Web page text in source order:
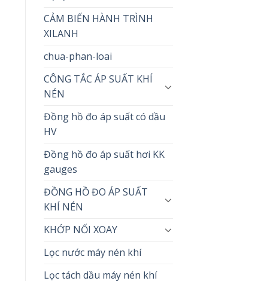
CẢM BIẾN HÀNH TRÌNH
XILANH
chua-phan-loai
CÔNG TẮC ÁP SUẤT KHÍ
NÉN
Đồng hồ đo áp suất có dầu
HV
Đồng hồ đo áp suất hơi KK
gauges
ĐỒNG HỒ ĐO ÁP SUẤT
KHÍ NÉN
KHỚP NỐI XOAY
Lọc nước máy nén khí
Lọc tách dầu máy nén khí